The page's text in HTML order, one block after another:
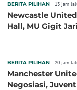
BERITA PILIHAN 13 jam
Newcastle
Hall, MU Gigit Jari
BERITA PILIHAN 20 jam
Manchester
Negosiasi,